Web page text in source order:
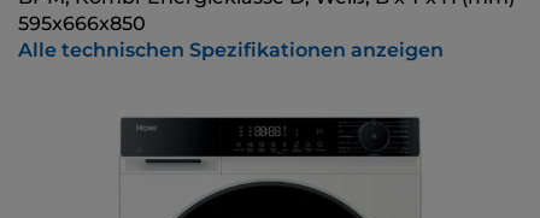
595x666x850
Alle technischen Spezifikationen anzeigen